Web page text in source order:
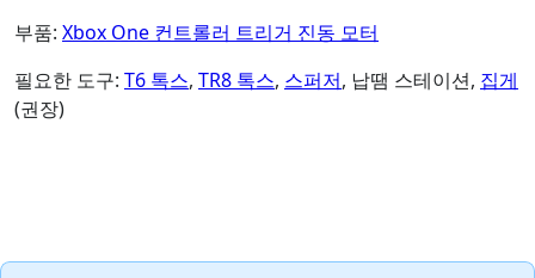
부품: Xbox One 컨트롤러 트리거 진동 모터
필요한 도구: T6 톡스, TR8 톡스, 스퍼저, 납땜 스테이션, 집게
(권장)